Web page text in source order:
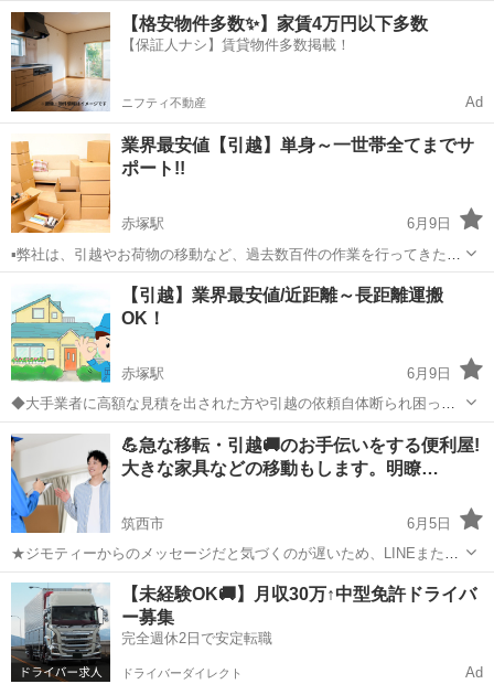
値にて指定の場所までお届けいたします。大手運送会社に頼むと料金
が高い。また、配送してもらえないサイズのお荷物などを運搬・配送
いたします。
茨城 水戸市 赤塚駅 引っ越し オークション
【格安物件多数✨】家賃4万円以下多数
【保証人ナシ】賃貸物件多数掲載！
ニフティ不動産 Ad
業界最安値【引越】単身～一世帯全てまでサ
ポート!!
赤塚駅
6月9日
▪弊社は、引越やお荷物の移動など、過去数百件の作業を行ってきた実
績があります。 ▪料金体系に関しても、引越業界大手他、他社さまより
格安にてサービスを提供いたします。 ▪料金が安いからといって、作業
や運搬でも一切手を抜くことは...
赤塚駅 引っ越し 料金
【引越】業界最安値/近距離～長距離運搬
OK！
赤塚駅
6月9日
◆大手業者に高額な見積を出された方や引越の依頼自体断られ困って
いる方を対象に迅速に対応いたします。 ◆弊社では、引越スタッフに
よる迅速・丁寧な搬出及び搬入を心掛け、業界最安値の料金と安心の
サービスをお約束いたします。
茨城 水戸市 赤塚駅 引っ越し 見積
💪急な移転・引越🚚のお手伝いをする便利屋!
大きな家具などの移動もします。明瞭…
筑西市
6月5日
★ジモティーからのメッセージだと気づくのが遅いため、LINEまたは
お電話の方が早く対応出来ます ご覧いただき有り難うございます 女性
の方のご利用率8割！ 安心してご利用頂けるサービスです また企業
の異動や転...
茨城 筑西市 引っ越し 料金
【未経験OK🚚】月収30万↑中型免許ドライバ
ー募集
完全週休2日で安定転職
ドライバーダイレクト Ad